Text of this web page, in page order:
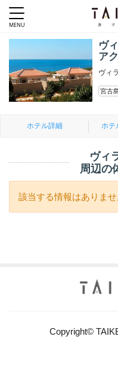
ヴ
ア
ヴィ
宮古
ホテル詳細 ホテ
ヴィ
周辺の
該当する情報はありませ
Copyright©